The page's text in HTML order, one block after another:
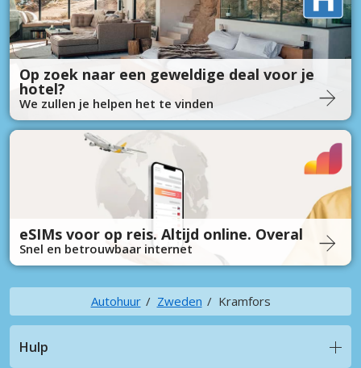
Op zoek naar een geweldige deal voor je
hotel?
We zullen je helpen het te vinden
eSIMs voor op reis. Altijd online. Overal
Snel en betrouwbaar internet
Autohuur Zweden Kramfors
Hulp